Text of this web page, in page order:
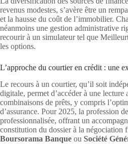
revenus modestes, s’avère être un
et la hausse du coût de l’immobilier.
néanmoins une gestion administrative
recourir à un simulateur tel que
les options.
L’approche du courtier en crédit : une
Le recours à un courtier, qu’il soit
digitale, permet d’accéder à une lecture
combinaisons de prêts, y compris
d’assurance. Pour 2025, la profession
professionnalisée, offrant un
constitution du dossier à la négociation
Boursorama Banque ou Société